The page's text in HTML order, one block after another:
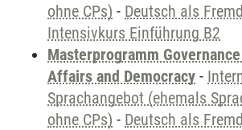
ohne CPs) - Deutsch als
Intensivkurs Einführung B2
Masterprogramm
Affairs and Democracy -
Sprachangebot (ehemals
ohne CPs) - Deutsch als